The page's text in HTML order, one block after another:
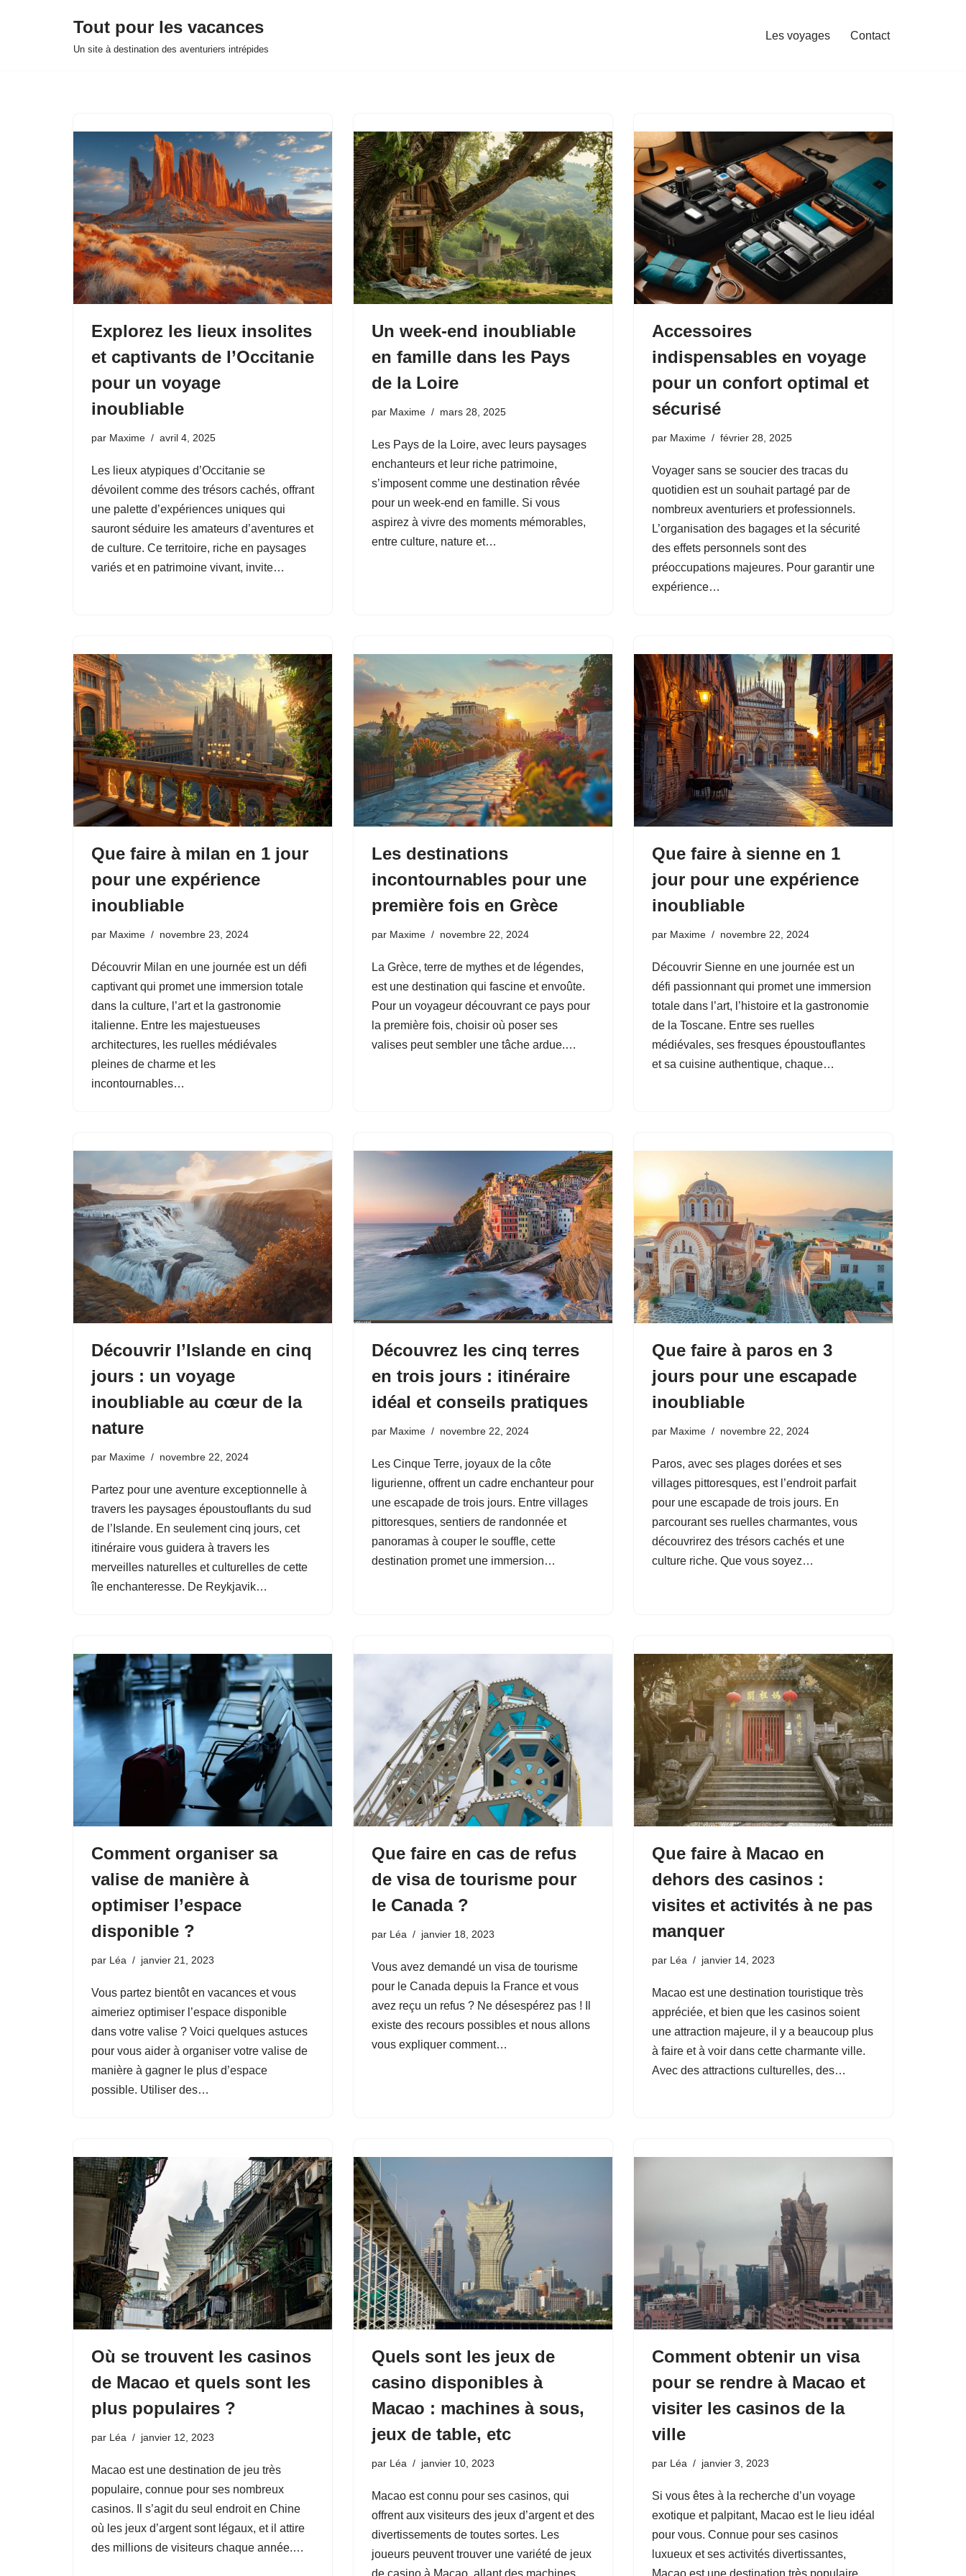
Tout pour les vacances
Un site à destination des aventuriers intrépides
Les voyages Contact
Explorez les lieux insolites
et captivants de l’Occitanie
pour un voyage
inoubliable
par Maxime avril 4, 2025
Les lieux atypiques d’Occitanie se
dévoilent comme des trésors cachés, offrant
une palette d’expériences uniques qui
sauront séduire les amateurs d’aventures et
de culture. Ce territoire, riche en paysages
variés et en patrimoine vivant, invite…
Un week-end inoubliable
en famille dans les Pays
de la Loire
par Maxime mars 28, 2025
Les Pays de la Loire, avec leurs paysages
enchanteurs et leur riche patrimoine,
s’imposent comme une destination rêvée
pour un week-end en famille. Si vous
aspirez à vivre des moments mémorables,
entre culture, nature et…
Accessoires
indispensables en voyage
pour un confort optimal et
sécurisé
par Maxime février 28, 2025
Voyager sans se soucier des tracas du
quotidien est un souhait partagé par de
nombreux aventuriers et professionnels.
L’organisation des bagages et la sécurité
des effets personnels sont des
préoccupations majeures. Pour garantir une
expérience…
Que faire à milan en 1 jour
pour une expérience
inoubliable
par Maxime novembre 23, 2024
Découvrir Milan en une journée est un défi
captivant qui promet une immersion totale
dans la culture, l’art et la gastronomie
italienne. Entre les majestueuses
architectures, les ruelles médiévales
pleines de charme et les
incontournables…
Les destinations
incontournables pour une
première fois en Grèce
par Maxime novembre 22, 2024
La Grèce, terre de mythes et de légendes,
est une destination qui fascine et envoûte.
Pour un voyageur découvrant ce pays pour
la première fois, choisir où poser ses
valises peut sembler une tâche ardue.…
Que faire à sienne en 1
jour pour une expérience
inoubliable
par Maxime novembre 22, 2024
Découvrir Sienne en une journée est un
défi passionnant qui promet une immersion
totale dans l’art, l’histoire et la gastronomie
de la Toscane. Entre ses ruelles
médiévales, ses fresques époustouflantes
et sa cuisine authentique, chaque…
Découvrir l’Islande en cinq
jours : un voyage
inoubliable au cœur de la
nature
par Maxime novembre 22, 2024
Partez pour une aventure exceptionnelle à
travers les paysages époustouflants du sud
de l’Islande. En seulement cinq jours, cet
itinéraire vous guidera à travers les
merveilles naturelles et culturelles de cette
île enchanteresse. De Reykjavik…
Découvrez les cinq terres
en trois jours : itinéraire
idéal et conseils pratiques
par Maxime novembre 22, 2024
Les Cinque Terre, joyaux de la côte
ligurienne, offrent un cadre enchanteur pour
une escapade de trois jours. Entre villages
pittoresques, sentiers de randonnée et
panoramas à couper le souffle, cette
destination promet une immersion…
Que faire à paros en 3
jours pour une escapade
inoubliable
par Maxime novembre 22, 2024
Paros, avec ses plages dorées et ses
villages pittoresques, est l’endroit parfait
pour une escapade de trois jours. En
parcourant ses ruelles charmantes, vous
découvrirez des trésors cachés et une
culture riche. Que vous soyez…
Comment organiser sa
valise de manière à
optimiser l’espace
disponible ?
par Léa janvier 21, 2023
Vous partez bientôt en vacances et vous
aimeriez optimiser l’espace disponible
dans votre valise ? Voici quelques astuces
pour vous aider à organiser votre valise de
manière à gagner le plus d’espace
possible. Utiliser des…
Que faire en cas de refus
de visa de tourisme pour
le Canada ?
par Léa janvier 18, 2023
Vous avez demandé un visa de tourisme
pour le Canada depuis la France et vous
avez reçu un refus ? Ne désespérez pas ! Il
existe des recours possibles et nous allons
vous expliquer comment…
Que faire à Macao en
dehors des casinos :
visites et activités à ne pas
manquer
par Léa janvier 14, 2023
Macao est une destination touristique très
appréciée, et bien que les casinos soient
une attraction majeure, il y a beaucoup plus
à faire et à voir dans cette charmante ville.
Avec des attractions culturelles, des…
Où se trouvent les casinos
de Macao et quels sont les
plus populaires ?
par Léa janvier 12, 2023
Macao est une destination de jeu très
populaire, connue pour ses nombreux
casinos. Il s’agit du seul endroit en Chine
où les jeux d’argent sont légaux, et il attire
des millions de visiteurs chaque année.…
Quels sont les jeux de
casino disponibles à
Macao : machines à sous,
jeux de table, etc
par Léa janvier 10, 2023
Macao est connu pour ses casinos, qui
offrent aux visiteurs des jeux d’argent et des
divertissements de toutes sortes. Les
joueurs peuvent trouver une variété de jeux
de casino à Macao, allant des machines
Comment obtenir un visa
pour se rendre à Macao et
visiter les casinos de la
ville
par Léa janvier 3, 2023
Si vous êtes à la recherche d’un voyage
exotique et palpitant, Macao est le lieu idéal
pour vous. Connue pour ses casinos
luxueux et ses activités divertissantes,
Macao est une destination très populaire